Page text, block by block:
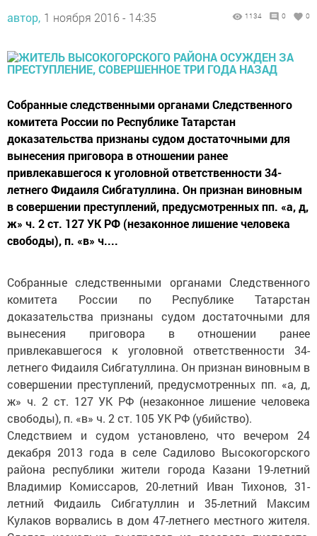
автор, 1 ноября 2016 - 14:35 1134 0 0
Собранные следственными органами Следственного
комитета России по Республике Татарстан
доказательства признаны судом достаточными для
вынесения приговора в отношении ранее
привлекавшегося к уголовной ответственности 34-
летнего Фидаиля Сибгатуллина. Он признан виновным
в совершении преступлений, предусмотренных пп. «а, д,
ж» ч. 2 ст. 127 УК РФ (незаконное лишение человека
свободы), п. «в» ч....
Собранные следственными органами Следственного
комитета России по Республике Татарстан
доказательства признаны судом достаточными для
вынесения приговора в отношении ранее
привлекавшегося к уголовной ответственности 34-
летнего Фидаиля Сибгатуллина. Он признан виновным в
совершении преступлений, предусмотренных пп. «а, д,
ж» ч. 2 ст. 127 УК РФ (незаконное лишение человека
свободы), п. «в» ч. 2 ст. 105 УК РФ (убийство).
Следствием и судом установлено, что вечером 24
декабря 2013 года в селе Садилово Высокогорского
района республики жители города Казани 19-летний
Владимир Комиссаров, 20-летний Иван Тихонов, 31-
летний Фидаиль Сибгатуллин и 35-летний Максим
Кулаков ворвались в дом 47-летнего местного жителя.